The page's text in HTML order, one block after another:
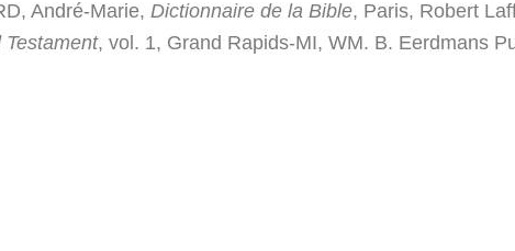
André-Marie, Dictionnaire de la Bible, Paris, Robert
, vol. 1, Grand Rapids-MI, WM. B. Eerdmans